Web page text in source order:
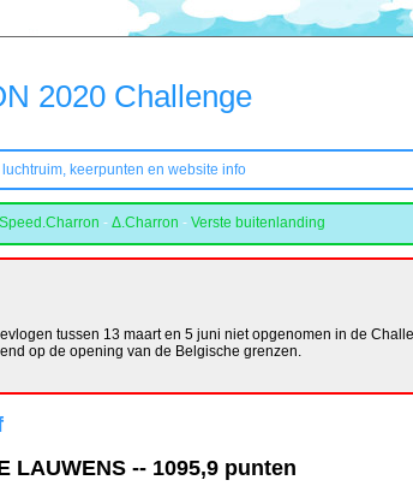
2020 Challenge
luchtruim, keerpunten en website info
Speed.Charron - Δ.Charron - Verste buitenlanding
tussen 13 maart en 5 juni niet opgenomen in de
op de opening van de Belgische grenzen.
LAUWENS -- 1095,9 punten